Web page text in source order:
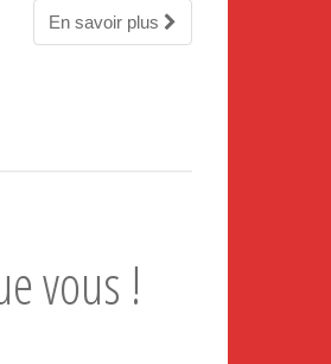
En savoir plus
vous !